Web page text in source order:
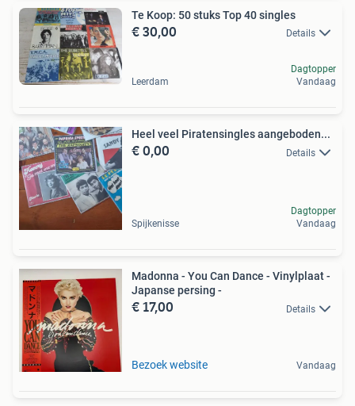
Te Koop: 50 stuks Top 40 singles
€ 30,00 Details
Leerdam
Dagtopper
Vandaag
Heel veel Piratensingles aangeboden...
€ 0,00 Details
Spijkenisse
Dagtopper
Vandaag
Madonna - You Can Dance - Vinylplaat -
Japanse persing -
€ 17,00 Details
Bezoek website Vandaag